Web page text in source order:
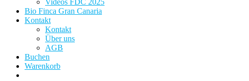
Bio Finca Gran Canaria
Kontakt
Kontakt
Über uns
AGB
Buchen
Warenkorb